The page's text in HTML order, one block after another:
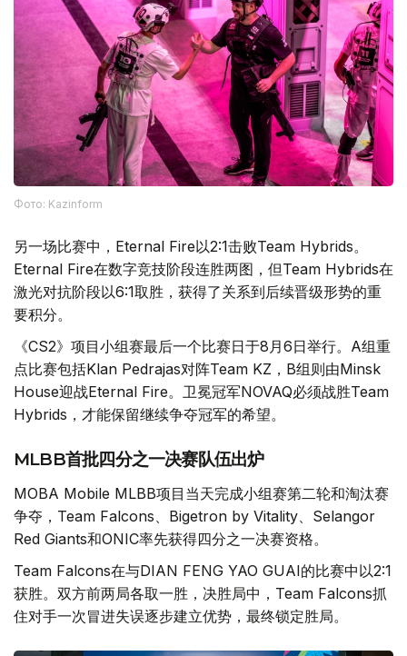
Фото: Kazinform
另一场比赛中，Eternal Fire以2:1击败Team Hybrids。
Eternal Fire在数字竞技阶段连胜两图，但Team Hybrids在
激光对抗阶段以6:1取胜，获得了关系到后续晋级形势的重
要积分。
《CS2》项目小组赛最后一个比赛日于8月6日举行。A组重
点比赛包括Klan Pedrajas对阵Team KZ，B组则由Minsk
House迎战Eternal Fire。卫冕冠军NOVAQ必须战胜Team
Hybrids，才能保留继续争夺冠军的希望。
MLBB首批四分之一决赛队伍出炉
MOBA Mobile MLBB项目当天完成小组赛第二轮和淘汰赛
争夺，Team Falcons、Bigetron by Vitality、Selangor
Red Giants和ONIC率先获得四分之一决赛资格。
Team Falcons在与DIAN FENG YAO GUAI的比赛中以2:1
获胜。双方前两局各取一胜，决胜局中，Team Falcons抓
住对手一次冒进失误逐步建立优势，最终锁定胜局。